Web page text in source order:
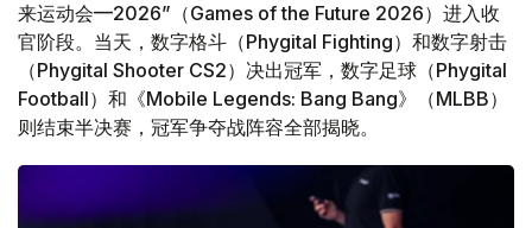
来运动会—2026”（Games of the Future 2026）进入收
官阶段。当天，数字格斗（Phygital Fighting）和数字射击
（Phygital Shooter CS2）决出冠军，数字足球（Phygital
Football）和《Mobile Legends: Bang Bang》（MLBB）
则结束半决赛，冠军争夺战阵容全部揭晓。